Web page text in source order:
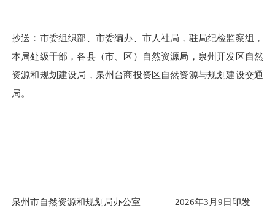
抄送：市委组织部、市委编办、市人社局，驻局纪检监察组，
本局处级干部，各县（市、区）自然资源局，泉州开发区自然
资源和规划建设局，泉州台商投资区自然资源与规划建设交通
局。
泉州市自然资源和规划局办公室 2026年3月9日印发